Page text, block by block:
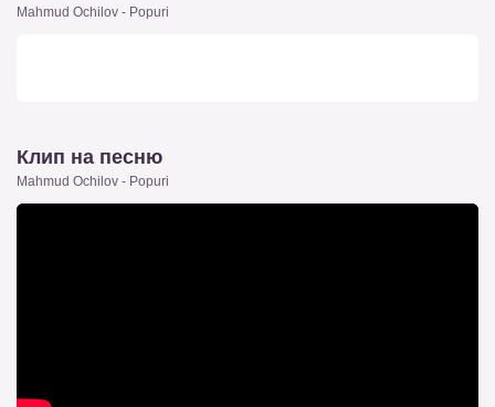
Mahmud Ochilov - Popuri
Клип на песню
Mahmud Ochilov - Popuri